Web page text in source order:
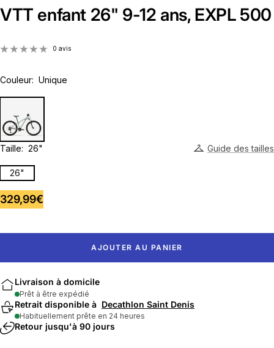
VTT enfant 26" 9-12 ans, EXPL 500
0 avis
Taille: 26" Guide des tailles
26"
Couleur: Unique
Prix
vente
329,99€
AJOUTER AU PANIER
Livraison à domicile
Prêt à être expédié
Retrait disponible à Decathlon Saint Denis
Habituellement prête en 24 heures
Retour jusqu'à 90 jours